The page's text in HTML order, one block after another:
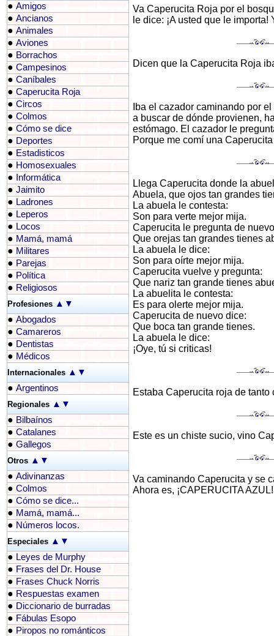
● Amigos
● Ancianos
● Animales
● Aviones
● Borrachos
● Campesinos
● Caníbales
● Caperucita Roja
● Circos
● Colmos
● Cómo se dice
● Deportes
● Estadisticos
● Homosexuales
● Informática
● Jaimito
● Ladrones
● Leperos
● Locos
● Mamá, mamá
● Militares
● Parejas
● Política
● Religiosos
Profesiones ▲ ▼
● Abogados
● Camareros
● Dentistas
● Médicos
Internacionales ▲ ▼
● Argentinos
Regionales ▲ ▼
● Bilbaínos
● Catalanes
● Gallegos
Otros ▲ ▼
● Adivinanzas
● Colmos
● Cómo se dice...
● Mamá, mamá...
● Números locos.
Especiales ▲ ▼
● Leyes de Murphy
● Frases del Dr. House
● Frases Chuck Norris
● Respuestas examen
● Diccionario de burradas
● Fábulas Esopo
● Piropos no románticos
Va Caperucita Roja por el
le dice: ¡A usted que le
Dicen que la Caperucita Roja
Iba el cazador caminando por
a buscar de dónde provienen,
estómago. El cazador le
Porque me comí una
Llega Caperucita donde la
Abuela, que ojos tan grandes
La abuela le contesta:
Son para verte mejor mija.
Caperucita le pregunta de
Que orejas tan grandes tienes
La abuela le dice:
Son para oírte mejor mija.
Caperucita vuelve y pregunta:
Que nariz tan grande tienes
La abuelita le contesta:
Es para olerte mejor mija.
Caperucita de nuevo dice:
Que boca tan grande tienes.
La abuela le dice:
¡Oye, tú si criticas!
Estaba Caperucita roja de tanto
Este es un chiste sucio, vino
Va caminando Caperucita y se
Ahora es, ¡CAPERUCITA AZUL!